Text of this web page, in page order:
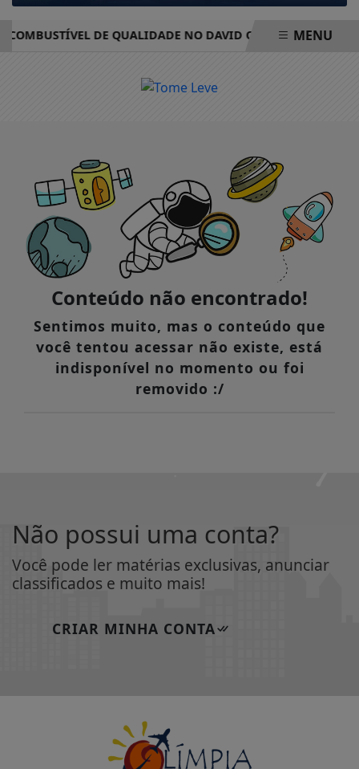
DE QUALIDADE NO DAVID OLIVEIRA AUTO
MENU
Conteúdo não encontrado!
Sentimos muito, mas o conteúdo que
você tentou acessar não existe, está
indisponível no momento ou foi
removido :/
Não possui uma conta?
Você pode ler matérias exclusivas, anunciar
classificados e muito mais!
CRIAR MINHA CONTA